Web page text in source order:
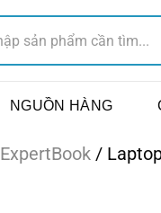
NGUỒN HÀNG
ExpertBook /